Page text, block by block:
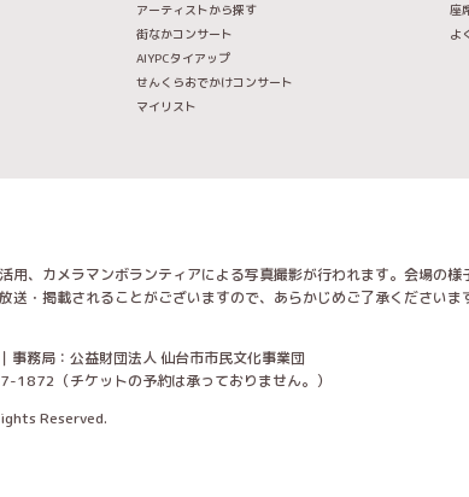
アーティストから探す
街なかコンサート
AIYPCタイアップ
せんくらおでかけコンサート
マイリスト
座
よ
用、カメラマンボランティアによる写真撮影が行われます。会場の様
送・掲載されることがございますので、あらかじめご了承くださいま
務局：公益財団法人 仙台市市民文化事業団
（チケットの予約は承っておりません。）
Reserved.